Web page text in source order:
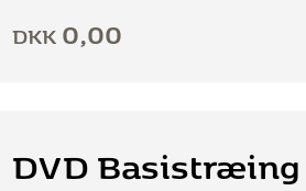
DKK0,00
DVD Basistræing